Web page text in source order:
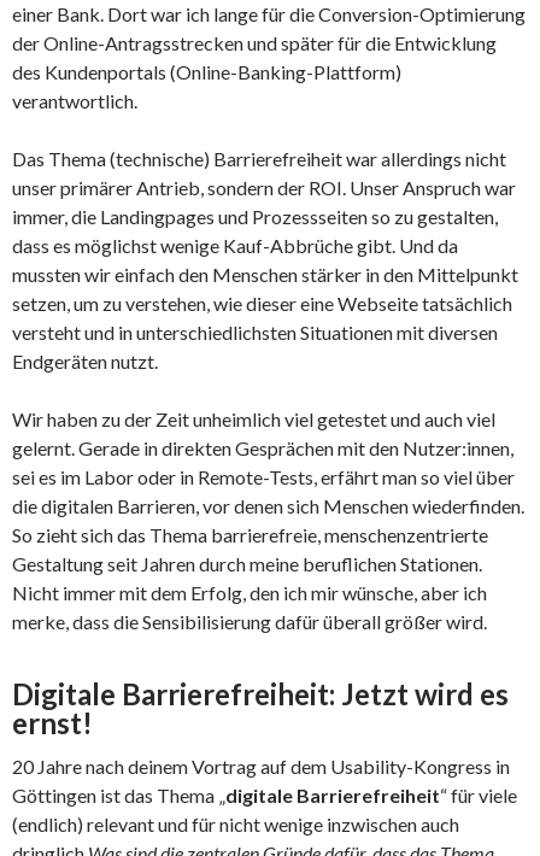
einer Bank. Dort war ich lange für die Conversion-Optimierung
der Online-Antragsstrecken und später für die Entwicklung
des Kundenportals (Online-Banking-Plattform)
verantwortlich.
Das Thema (technische) Barrierefreiheit war allerdings nicht
unser primärer Antrieb, sondern der ROI. Unser Anspruch war
immer, die Landingpages und Prozessseiten so zu gestalten,
dass es möglichst wenige Kauf-Abbrüche gibt. Und da
mussten wir einfach den Menschen stärker in den Mittelpunkt
setzen, um zu verstehen, wie dieser eine Webseite tatsächlich
versteht und in unterschiedlichsten Situationen mit diversen
Endgeräten nutzt.
Wir haben zu der Zeit unheimlich viel getestet und auch viel
gelernt. Gerade in direkten Gesprächen mit den Nutzer:innen,
sei es im Labor oder in Remote-Tests, erfährt man so viel über
die digitalen Barrieren, vor denen sich Menschen wiederfinden.
So zieht sich das Thema barrierefreie, menschenzentrierte
Gestaltung seit Jahren durch meine beruflichen Stationen.
Nicht immer mit dem Erfolg, den ich mir wünsche, aber ich
merke, dass die Sensibilisierung dafür überall größer wird.
Digitale Barrierefreiheit: Jetzt wird es
ernst!
20 Jahre nach deinem Vortrag auf dem Usability-Kongress in
Göttingen ist das Thema „digitale Barrierefreiheit“ für viele
(endlich) relevant und für nicht wenige inzwischen auch